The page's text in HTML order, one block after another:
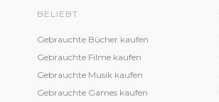
BELIEBT
Gebrauchte Bücher kaufen
Gebrauchte Filme kaufen
Gebrauchte Musik kaufen
Gebrauchte Games kaufen